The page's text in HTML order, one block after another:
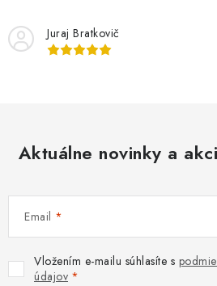
Juraj Bratkovič
Aktuálne novinky a
Email
Vložením e-mailu súhlasíte s
údajov